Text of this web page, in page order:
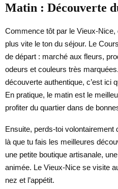
Matin : Découverte
Commence tôt par le Vieux-Nice,
plus vite le ton du séjour. Le
de départ : marché aux fleurs,
odeurs et couleurs très
découverte authentique, c’est ici
En pratique, le matin est le
profiter du quartier dans de
Ensuite, perds-toi volontairement
là que tu fais les meilleures
une petite boutique artisanale,
animée. Le Vieux-Nice se visite
nez et l’appétit.